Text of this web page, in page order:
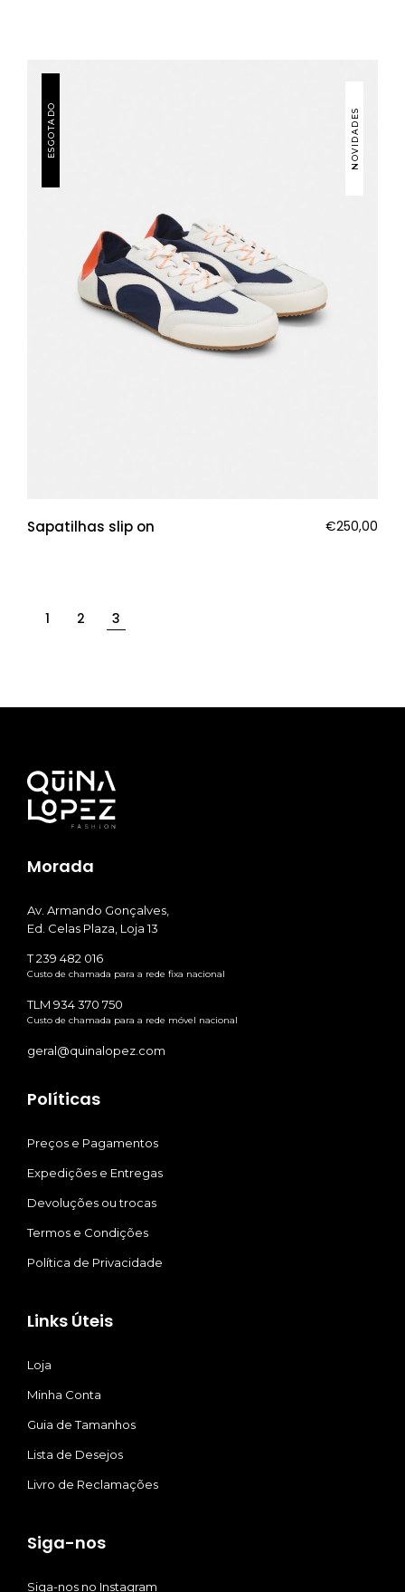
NOVIDADES
ESGOTADO
Sapatilhas slip on €250,00
1 2 3
Morada
Av. Armando Gonçalves,
Ed. Celas Plaza, Loja 13
T 239 482 016
Custo de chamada para a rede fixa nacional
TLM 934 370 750
Custo de chamada para a rede móvel nacional
geral@quinalopez.com
Políticas
Preços e Pagamentos
Expedições e Entregas
Devoluções ou trocas
Termos e Condições
Política de Privacidade
Links Úteis
Loja
Minha Conta
Guia de Tamanhos
Lista de Desejos
Livro de Reclamações
Siga-nos
Siga-nos no Instagram